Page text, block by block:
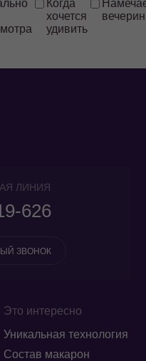
Когда
хочется
удивить
Это интересно
Уникальная технология
Состав макарон
ЛИНИЯ
626
ЗВОНОК